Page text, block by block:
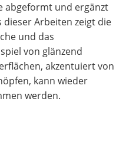
abgeformt und ergänzt
dieser Arbeiten zeigt die
und das
von glänzend
akzentuiert von
kann wieder
werden.